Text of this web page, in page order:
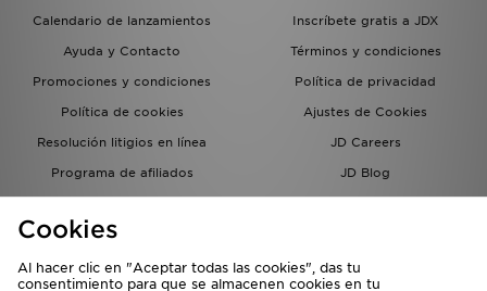
Calendario de lanzamientos
Inscríbete gratis a JDX
Ayuda y Contacto
Términos y condiciones
Promociones y condiciones
Política de privacidad
Política de cookies
Ajustes de Cookies
Resolución litigios en línea
JD Careers
Programa de afiliados
JD Blog
del grupo JD - Whistleblowing
Cookies
Al hacer clic en "Aceptar todas las cookies", das tu
consentimiento para que se almacenen cookies en tu